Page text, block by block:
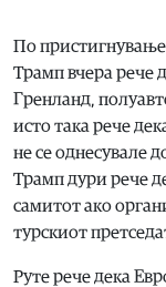
По
Трамп вчера рече
Гренланд,
исто така рече
не се однесувале
Трамп дури рече
самитот ако
турскиот
Руте рече дека